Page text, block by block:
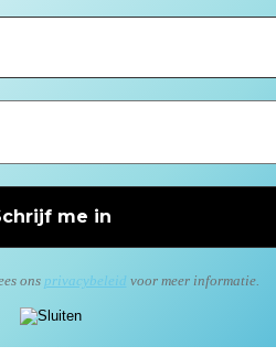
ons privacybeleid voor meer informatie.